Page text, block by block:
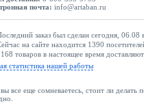
почта: info@artaban.ru
заказ был сделан сегодня,
на сайте находится 1390
товаров в настоящее время
статистика нашей работы
все еще сомневаетесь, стоит ли делать